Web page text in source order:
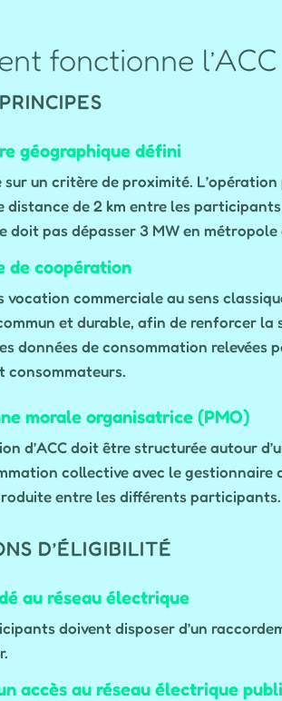
fonctionne l’ACC
géographique défini
sur un critère de proximité.
distance de 2 km entre les
doit pas dépasser 3 MW en
de coopération
vocation commerciale au sens
et durable, afin de renforcer
données de consommation
consommateurs.
morale organisatrice (PMO)
d’ACC doit être structurée autour
collective avec le
entre les différents participants.
D’ÉLIGIBILITÉ
au réseau électrique
doivent disposer d’un
accès au réseau électrique